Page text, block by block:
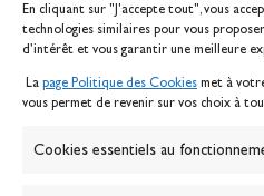
En cliquant sur "J'accepte tout", vous
technologies similaires pour vous
d’intérêt et vous garantir une meilleure
La page Politique des Cookies met à
vous permet de revenir sur vos choix à
Cookies essentiels au
Inscription serveur
Contact
Politique des
Banque de la voile